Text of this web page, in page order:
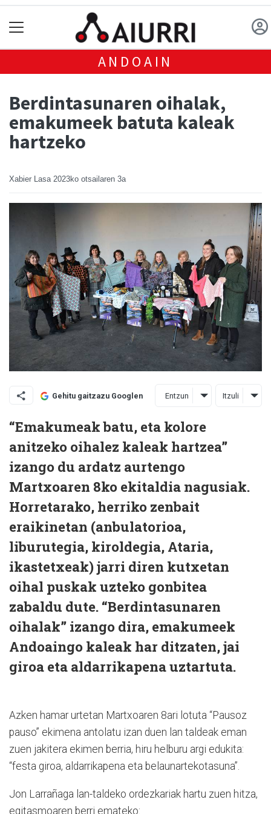
ANDOAIN
Berdintasunaren oihalak,
emakumeek batuta kaleak
hartzeko
Xabier Lasa 2023ko otsailaren 3a
Gehitu gaitzazu Googlen Entzun Itzuli
“Emakumeak batu, eta kolore
anitzeko oihalez kaleak hartzea”
izango du ardatz aurtengo
Martxoaren 8ko ekitaldia nagusiak.
Horretarako, herriko zenbait
eraikinetan (anbulatorioa,
liburutegia, kiroldegia, Ataria,
ikastetxeak) jarri diren kutxetan
oihal puskak uzteko gonbitea
zabaldu dute. “Berdintasunaren
oihalak” izango dira, emakumeek
Andoaingo kaleak har ditzaten, jai
giroa eta aldarrikapena uztartuta.
Azken hamar urtetan Martxoaren 8ari lotuta “Pausoz
pauso” ekimena antolatu izan duen lan taldeak eman
zuen jakitera ekimen berria, hiru helburu argi edukita:
“festa giroa, aldarrikapena eta belaunartekotasuna”.
Jon Larrañaga lan-taldeko ordezkariak hartu zuen hitza,
egitasmoaren berri emateko: